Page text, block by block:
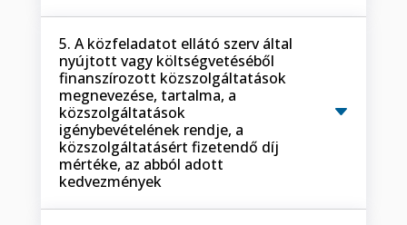
5. A közfeladatot ellátó szerv által
nyújtott vagy költségvetéséből
finanszírozott közszolgáltatások
megnevezése, tartalma, a
közszolgáltatások
igénybevételének rendje, a
közszolgáltatásért fizetendő díj
mértéke, az abból adott
kedvezmények